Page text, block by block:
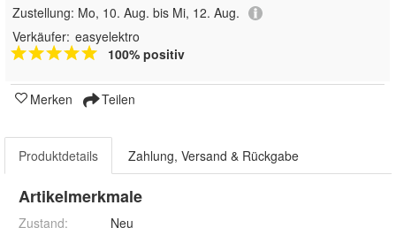
Zustellung: Mo, 10. Aug. bis Mi, 12. Aug.
Verkäufer: easyelektro
100% positiv
Merken Teilen
Produktdetails Zahlung, Versand & Rückgabe
Artikelmerkmale
Zustand:
Neu